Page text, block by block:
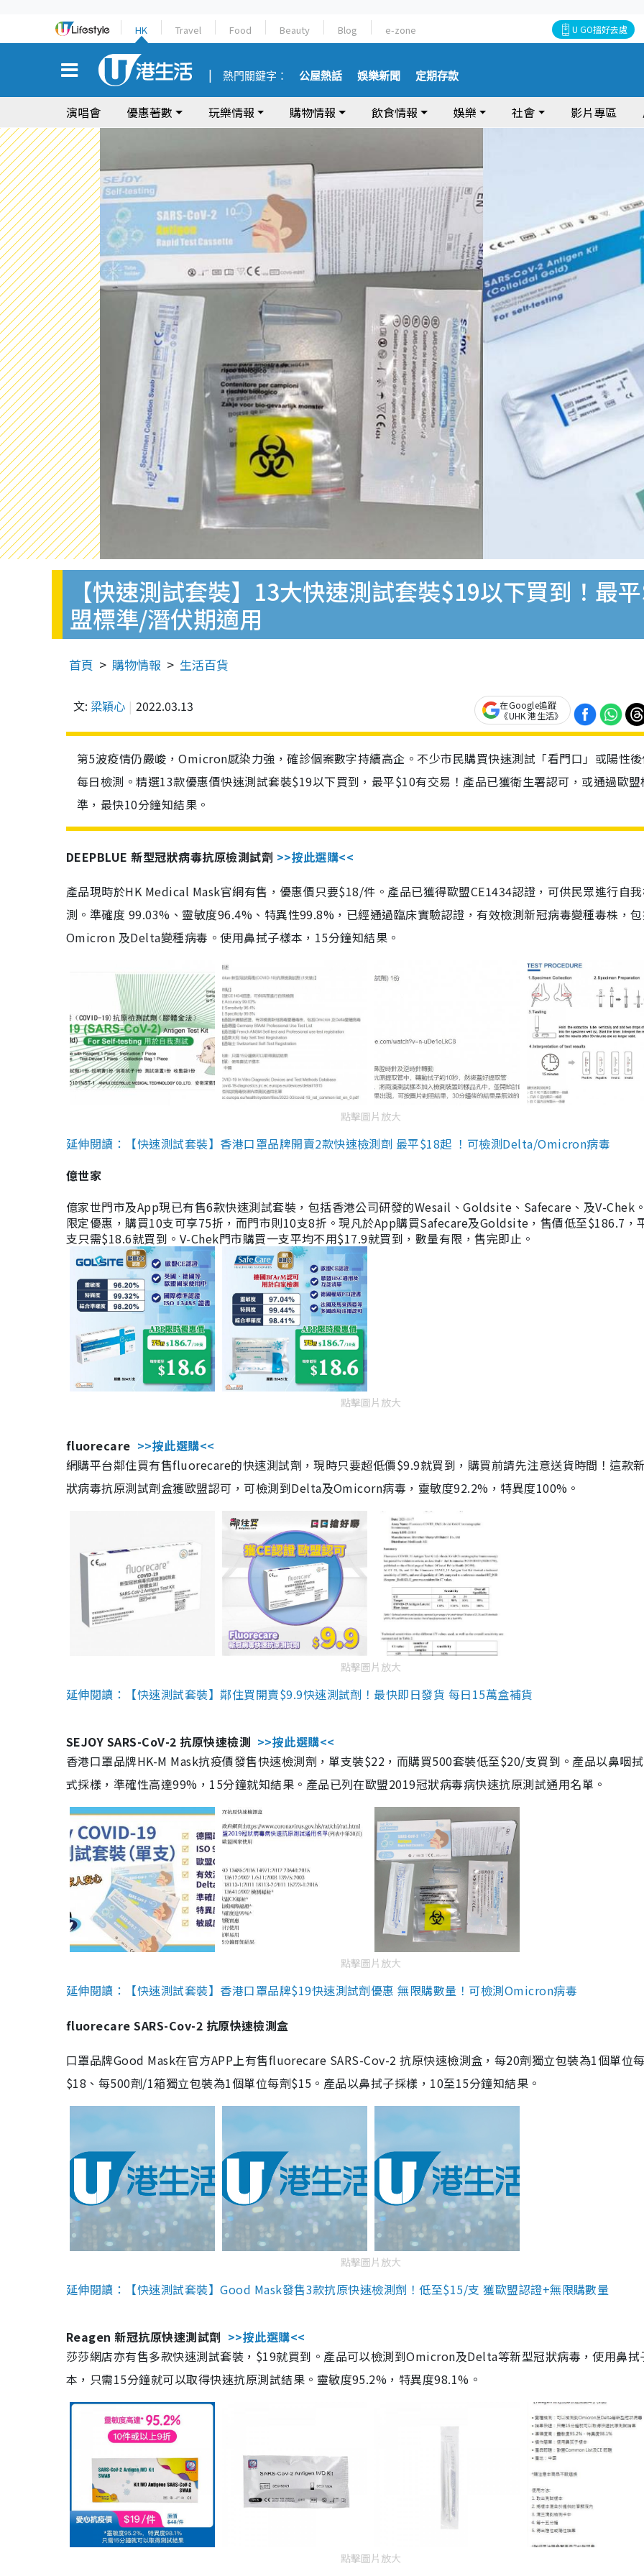
HK Travel Food Beauty Blog e-zone U GO搵好去處
熱門關鍵字： 公屋熱話 娛樂新聞 定期存款
演唱會 優惠著數 玩樂情報 購物情報 飲食情報 娛樂 社會 影片專區
【快速測試套裝】13大快速測試套裝$19以下買到！最
盟標準/潛伏期適用
首頁 購物情報 生活百貨
文: 梁穎心 2022.03.13
在Google追蹤
《UHK 港生活》
第5波疫情仍嚴峻，Omicron感染力強，確診個案數字持續高企。不少市民購買快速測試「看門口」或陽性
每日檢測。精選13款優惠價快速測試套裝$19以下買到，最平$10有交易！產品已獲衛生署認可，或通過歐盟
準，最快10分鐘知結果。
DEEPBLUE 新型冠狀病毒抗原檢測試劑 >>按此選購<<
產品現時於HK Medical Mask官網有售，優惠價只要$18/件。產品已獲得歐盟CE1434認證，可供民眾進行自
測。準確度 99.03%、靈敏度96.4%、特異性99.8%，已經通過臨床實驗認證，有效檢測新冠病毒變種毒株，
Omicron 及Delta變種病毒。使用鼻拭子樣本，15分鐘知結果。
點擊圖片放大
延伸閱讀：【快速測試套裝】香港口罩品牌開賣2款快速檢測劑 最平$18起 ！可檢測Delta/Omicron病毒
億世家
億家世門市及App現已有售6款快速測試套裝，包括香港公司研發的Wesail、Goldsite、Safecare、及V-Chek
限定優惠，購買10支可享75折，而門市則10支8折。現凡於App購買Safecare及Goldsite，售價低至$186.7，
支只需$18.6就買到。V-Chek門市購買一支平均不用$17.9就買到，數量有限，售完即止。
點擊圖片放大
fluorecare >>按此選購<<
網購平台鄰住買有售fluorecare的快速測試劑，現時只要超低價$9.9就買到，購買前請先注意送貨時間！這款
狀病毒抗原測試劑盒獲歐盟認可，可檢測到Delta及Omicorn病毒，靈敏度92.2%，特異度100%。
點擊圖片放大
延伸閱讀：【快速測試套裝】鄰住買開賣$9.9快速測試劑！最快即日發貨 每日15萬盒補貨
SEJOY SARS-CoV-2 抗原快速檢測 >>按此選購<<
香港口罩品牌HK-M Mask抗疫價發售快速檢測劑，單支裝$22，而購買500套裝低至$20/支買到。產品以鼻咽
式採樣，準確性高達99%，15分鐘就知結果。產品已列在歐盟2019冠狀病毒病快速抗原測試通用名單。
點擊圖片放大
延伸閱讀：【快速測試套裝】香港口罩品牌$19快速測試劑優惠 無限購數量！可檢測Omicron病毒
fluorecare SARS-Cov-2 抗原快速檢測盒
口罩品牌Good Mask在官方APP上有售fluorecare SARS-Cov-2 抗原快速檢測盒，每20劑獨立包裝為1個單位
$18、每500劑/1箱獨立包裝為1個單位每劑$15。產品以鼻拭子採樣，10至15分鐘知結果。
點擊圖片放大
延伸閱讀：【快速測試套裝】Good Mask發售3款抗原快速檢測劑！低至$15/支 獲歐盟認證+無限購數量
Reagen 新冠抗原快速測試劑 >>按此選購<<
莎莎網店亦有售多款快速測試套裝，$19就買到。產品可以檢測到Omicron及Delta等新型冠狀病毒，使用鼻拭
本，只需15分鐘就可以取得快速抗原測試結果。靈敏度95.2%，特異度98.1%。
點擊圖片放大